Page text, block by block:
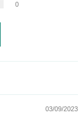
0
03/09/2023